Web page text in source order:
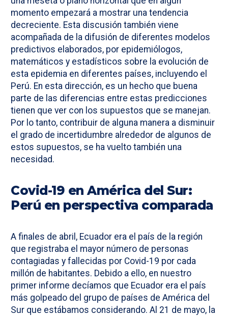
momento empezará a mostrar una tendencia
decreciente. Esta discusión también viene
acompañada de la difusión de diferentes modelos
predictivos elaborados, por epidemiólogos,
matemáticos y estadísticos sobre la evolución de
esta epidemia en diferentes países, incluyendo el
Perú. En esta dirección, es un hecho que buena
parte de las diferencias entre estas predicciones
tienen que ver con los supuestos que se manejan.
Por lo tanto, contribuir de alguna manera a disminuir
el grado de incertidumbre alrededor de algunos de
estos supuestos, se ha vuelto también una
necesidad.
Covid-19 en América del Sur:
Perú en perspectiva comparada
A finales de abril, Ecuador era el país de la región
que registraba el mayor número de personas
contagiadas y fallecidas por Covid-19 por cada
millón de habitantes. Debido a ello, en nuestro
primer informe decíamos que Ecuador era el país
más golpeado del grupo de países de América del
Sur que estábamos considerando. Al 21 de mayo, la